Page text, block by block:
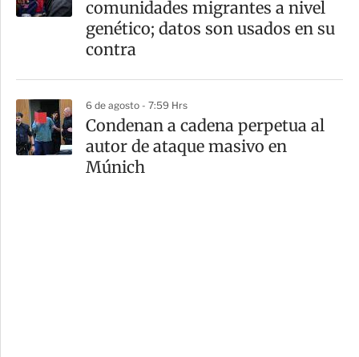
comunidades migrantes a nivel
genético; datos son usados en su
contra
6 de agosto - 7:59 Hrs
Condenan a cadena perpetua al
autor de ataque masivo en
Múnich